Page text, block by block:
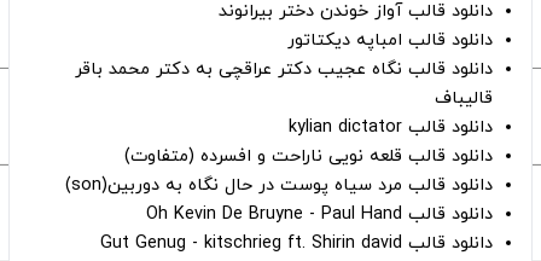
دانلود قالب آواز خوندن دختر بیرانوند
دانلود قالب امباپه دیکتاتور
دانلود قالب نگاه عجیب دکتر عراقچی به دکتر محمد باقر
قالیباف
دانلود قالب kylian dictator
دانلود قالب قلعه نویی ناراحت و افسرده (متفاوت)
دانلود قالب مرد سیاه پوست در حال نگاه به دوربین(son)
دانلود قالب Oh Kevin De Bruyne - Paul Hand
دانلود قالب Gut Genug - kitschrieg ft. Shirin david